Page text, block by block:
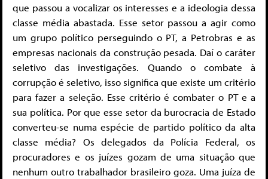
que passou a vocalizar os interesses e a ideologia dessa
classe média abastada. Esse setor passou a agir como
um grupo político perseguindo o PT, a Petrobras e as
empresas nacionais da construção pesada. Daí o caráter
seletivo das investigações. Quando o combate à
corrupção é seletivo, isso significa que existe um critério
para fazer a seleção. Esse critério é combater o PT e a
sua política. Por que esse setor da burocracia de Estado
converteu-se numa espécie de partido político da alta
classe média? Os delegados da Polícia Federal, os
procuradores e os juízes gozam de uma situação que
nenhum outro trabalhador brasileiro goza. Uma juíza de